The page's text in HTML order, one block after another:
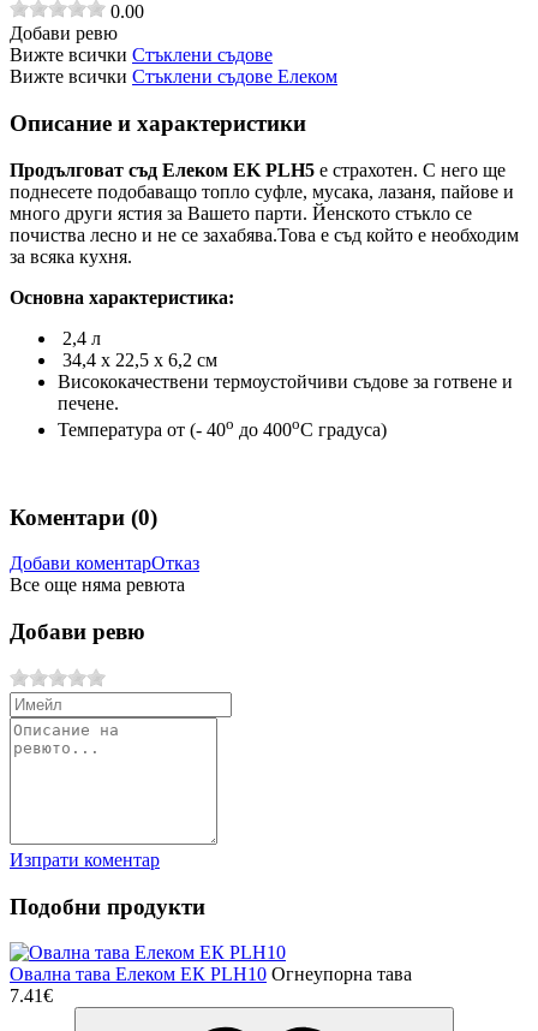
0.00
Добави ревю
Вижте всички Стъклени съдове
Вижте всички Стъклени съдове Елеком
Описание и характеристики
Продълговат съд Елеком EK PLH5 е страхотен. С него ще
поднесете подобаващо топло суфле, мусака, лазаня, пайове и
много други ястия за Вашето парти. Йенското стъкло се
почиства лесно и не се захабява.Това е съд който е необходим
за всяка кухня.
Основна характеристика:
2,4 л
34,4 х 22,5 х 6,2 см
Висококачествени термоустойчиви съдове за готвене и
печене.
Температура от (- 40о до 400оС градуса)
Коментари (0)
Добави коментарОтказ
Все още няма ревюта
Добави ревю
Изпрати коментар
Подобни продукти
Овална тава Елеком ЕК PLH10 Огнеупорна тава
7.41€